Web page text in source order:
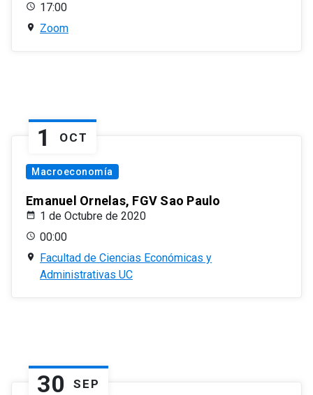
17:00
Zoom
1 OCT
Macroeconomía
Emanuel Ornelas, FGV Sao Paulo
1 de Octubre de 2020
00:00
Facultad de Ciencias Económicas y
Administrativas UC
30 SEP